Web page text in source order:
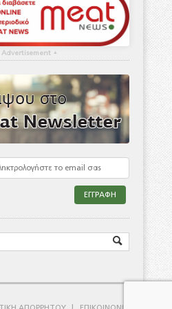
Advertisement ▴